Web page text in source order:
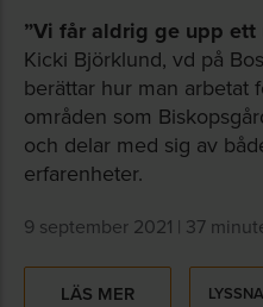
”Vi får aldrig ge upp
Kicki Björklund, vd på
berättar hur man arbetat
områden som
och delar med sig av
erfarenheter.
9 september 2021 | 37
LÄS MER